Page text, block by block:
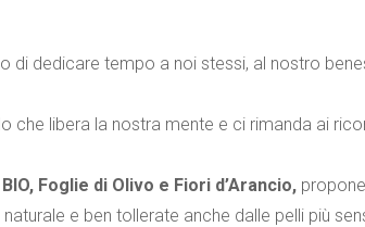
dedicare tempo a noi stessi, al nostro
che libera la nostra mente e ci rimanda ai
Foglie di Olivo e Fiori d’Arancio,
e ben tollerate anche dalle pelli più